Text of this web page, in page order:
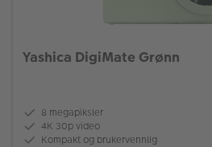
Yashica DigiMate Grønn
8 megapiksler
4K 30p video
Kompakt og brukervennlig